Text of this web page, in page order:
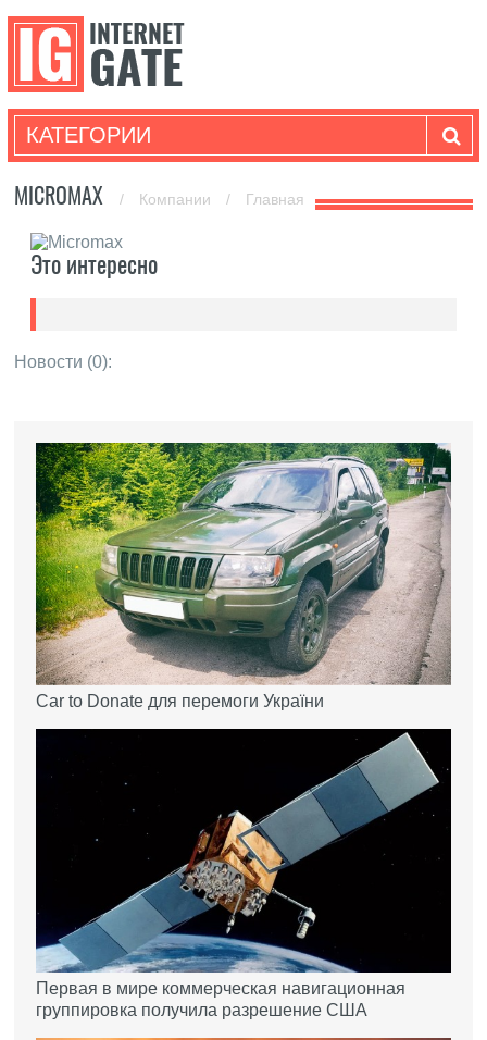
КАТЕГОРИИ
MICROMAX / Компании / Главная
Это интересно
Новости (0):
Car to Donate для перемоги України
Первая в мире коммерческая навигационная
группировка получила разрешение США